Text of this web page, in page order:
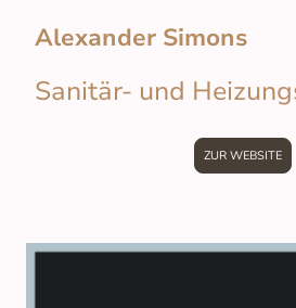
Alexander Simons
Sanitär- und
ZUR WEBSITE